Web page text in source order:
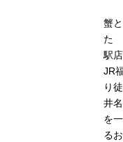
蟹
た
駅店
JR
り
井
を
る